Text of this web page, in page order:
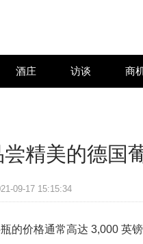
酒庄 访谈 商
精美的德国
09-17 15:15:34
的价格通常高达 3,000 英